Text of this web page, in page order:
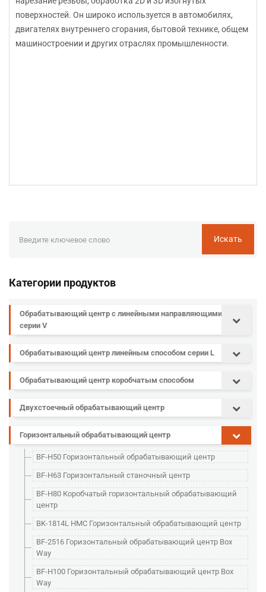
поверхностей. Он широко используется в автомобилях,
двигателях внутреннего сгорания, бытовой технике, общем
машиностроении и других отраслях промышленности.
Искать
Категории продуктов
Обрабатывающий центр с линейными направляющими
серии V
Обрабатывающий центр линейным способом серии L
Обрабатывающий центр коробчатым способом
Двухстоечный обрабатывающий центр
Горизонтальный обрабатывающий центр
BF-H50 Горизонтальный обрабатывающий центр
BF-H63 Горизонтальный станочный центр
BF-H80 Коробчатый горизонтальный обрабатывающий
центр
BK-1814L HMC Горизонтальный обрабатывающий центр
BF-2516 Горизонтальный обрабатывающий центр Box
Way
BF-H100 Горизонтальный обрабатывающий центр Box
Way